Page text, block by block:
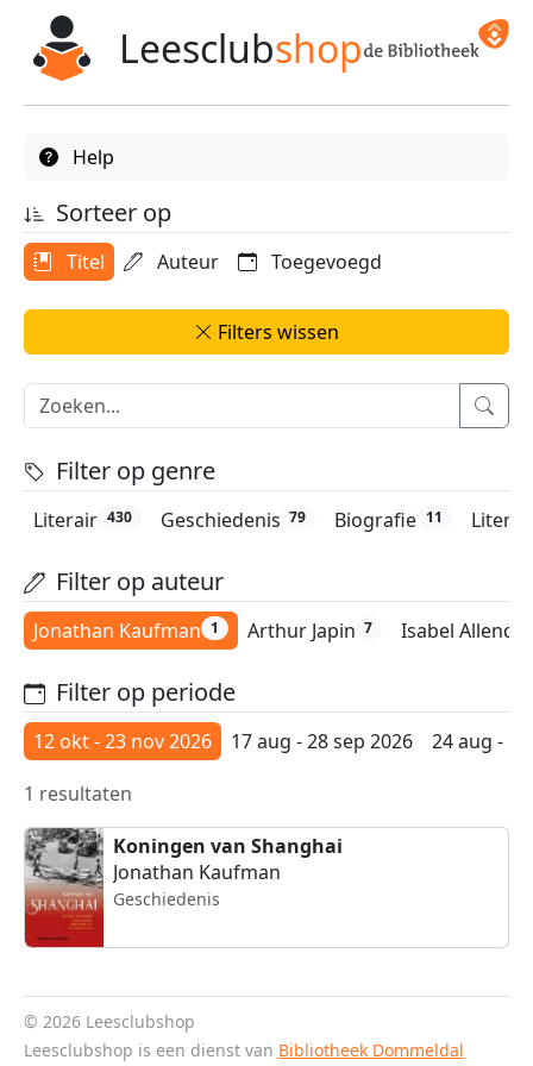
Leesclubshop
Help
Sorteer op
Titel Auteur Toegevoegd
Filters wissen
Filter op genre
Literair 430 Geschiedenis 79 Biografie 11
Filter op auteur
Arthur Japin 7 Isabel Allende
Jonathan Kaufman 1
Filter op periode
17 aug - 28 sep 2026 24 aug - 5
12 okt - 23 nov 2026
1 resultaten
Koningen van Shanghai
Jonathan Kaufman
Geschiedenis
© 2026 Leesclubshop
Leesclubshop is een dienst van Bibliotheek Dommeldal